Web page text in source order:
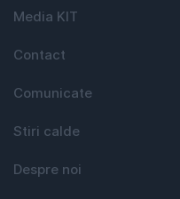
Media KIT
Contact
Comunicate
Stiri calde
Despre noi